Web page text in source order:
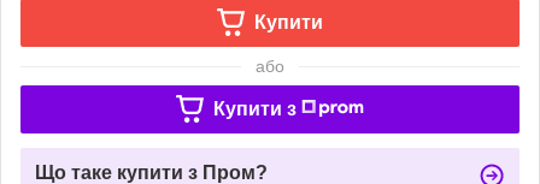
Купити
або
Купити з
Що таке купити з Пром?